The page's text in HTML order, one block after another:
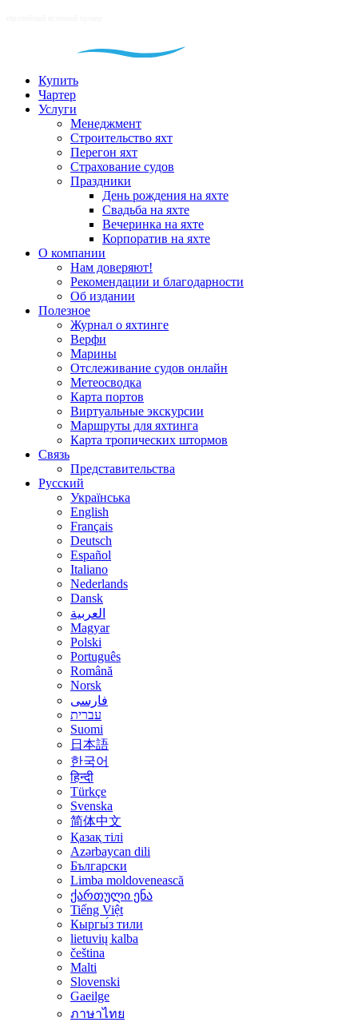
Купить
Чартер
Услуги
Менеджмент
Строительство яхт
Перегон яхт
Страхование судов
Праздники
День рождения на яхте
Свадьба на яхте
Вечеринка на яхте
Корпоратив на яхте
О компании
Нам доверяют!
Рекомендации и благодарности
Об издании
Полезное
Журнал о яхтинге
Верфи
Марины
Отслеживание судов онлайн
Метеосводка
Карта портов
Виртуальные экскурсии
Маршруты для яхтинга
Карта тропических штормов
Связь
Представительства
Русский
Українська
English
Français
Deutsch
Español
Italiano
Nederlands
Dansk
العربية
Magyar
Polski
Português
Română
Norsk
فارسی
עברית
Suomi
日本語
한국어
हिन्दी
Türkçe
Svenska
简体中文
Қазақ тілі
Azərbaycan dili
Български
Limba moldovenească
ქართული ენა
Tiếng Việt
Кыргы́з тили
lietuvių kalba
čeština
Malti
Slovenski
Gaeilge
ภาษาไทย